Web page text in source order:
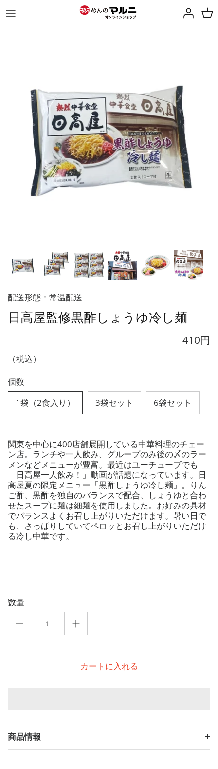
キ
ッ
飯田商店特集ページ 伊達焼そば
返品について
お問い合わせ
配送形態：常温配送
日高屋監修黒酢しょうゆ冷し麺
410円
（税込）
個数
1袋（2食入り）
3袋セット 6袋セット
関東を中心に400店舗展開している中華料理のチェー
ン店。ランチや一人飲み、グループのみ後の〆のラー
メンなどメニューが豊富。最近はユーチューブでも
「日高屋一人飲み！」動画が話題になっています。日
高屋夏の限定メニュー「黒酢しょうゆ冷し麺」。りん
ご酢、黒酢を独自のバランスで配合、しょうゆと合わ
せたスープに麺は細麺を使用しました。お好みの具材
でバランスよくお召し上がりいただけます。暑い日で
も、さっぱりしていてペロッとお召し上がりいただけ
る冷し中華です。
数量
カートに入れる
商品情報